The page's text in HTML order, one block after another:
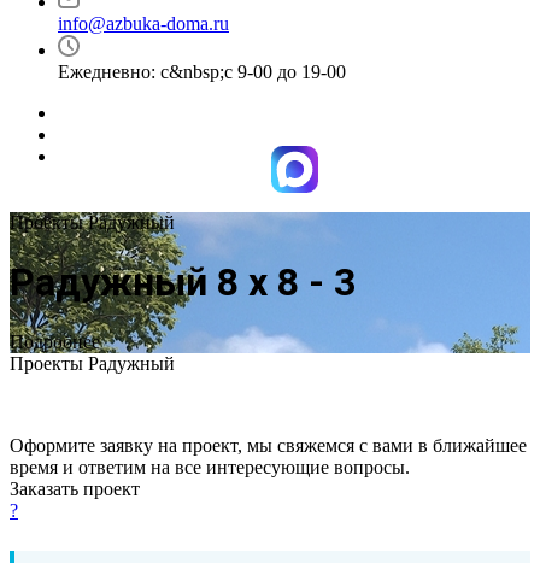
info@azbuka-doma.ru
Ежедневно: с&nbsp;с 9-00 до 19-00
Проекты Радужный
Радужный 8 х 8 - 3
Подробнее
Проекты Радужный
Оформите заявку на проект, мы свяжемся с вами в ближайшее
время и ответим на все интересующие вопросы.
Заказать проект
?